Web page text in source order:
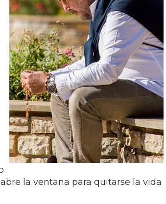
la ventana para quitarse la vida